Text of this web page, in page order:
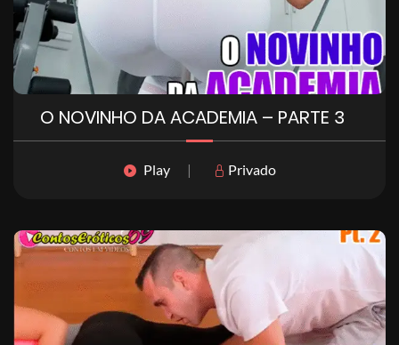
O NOVINHO DA ACADEMIA – PARTE 3
Play| Privado